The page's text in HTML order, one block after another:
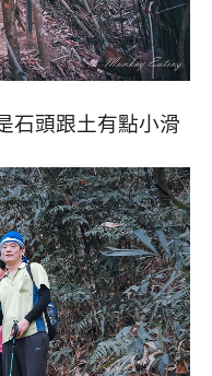
石頭跟土有點小滑